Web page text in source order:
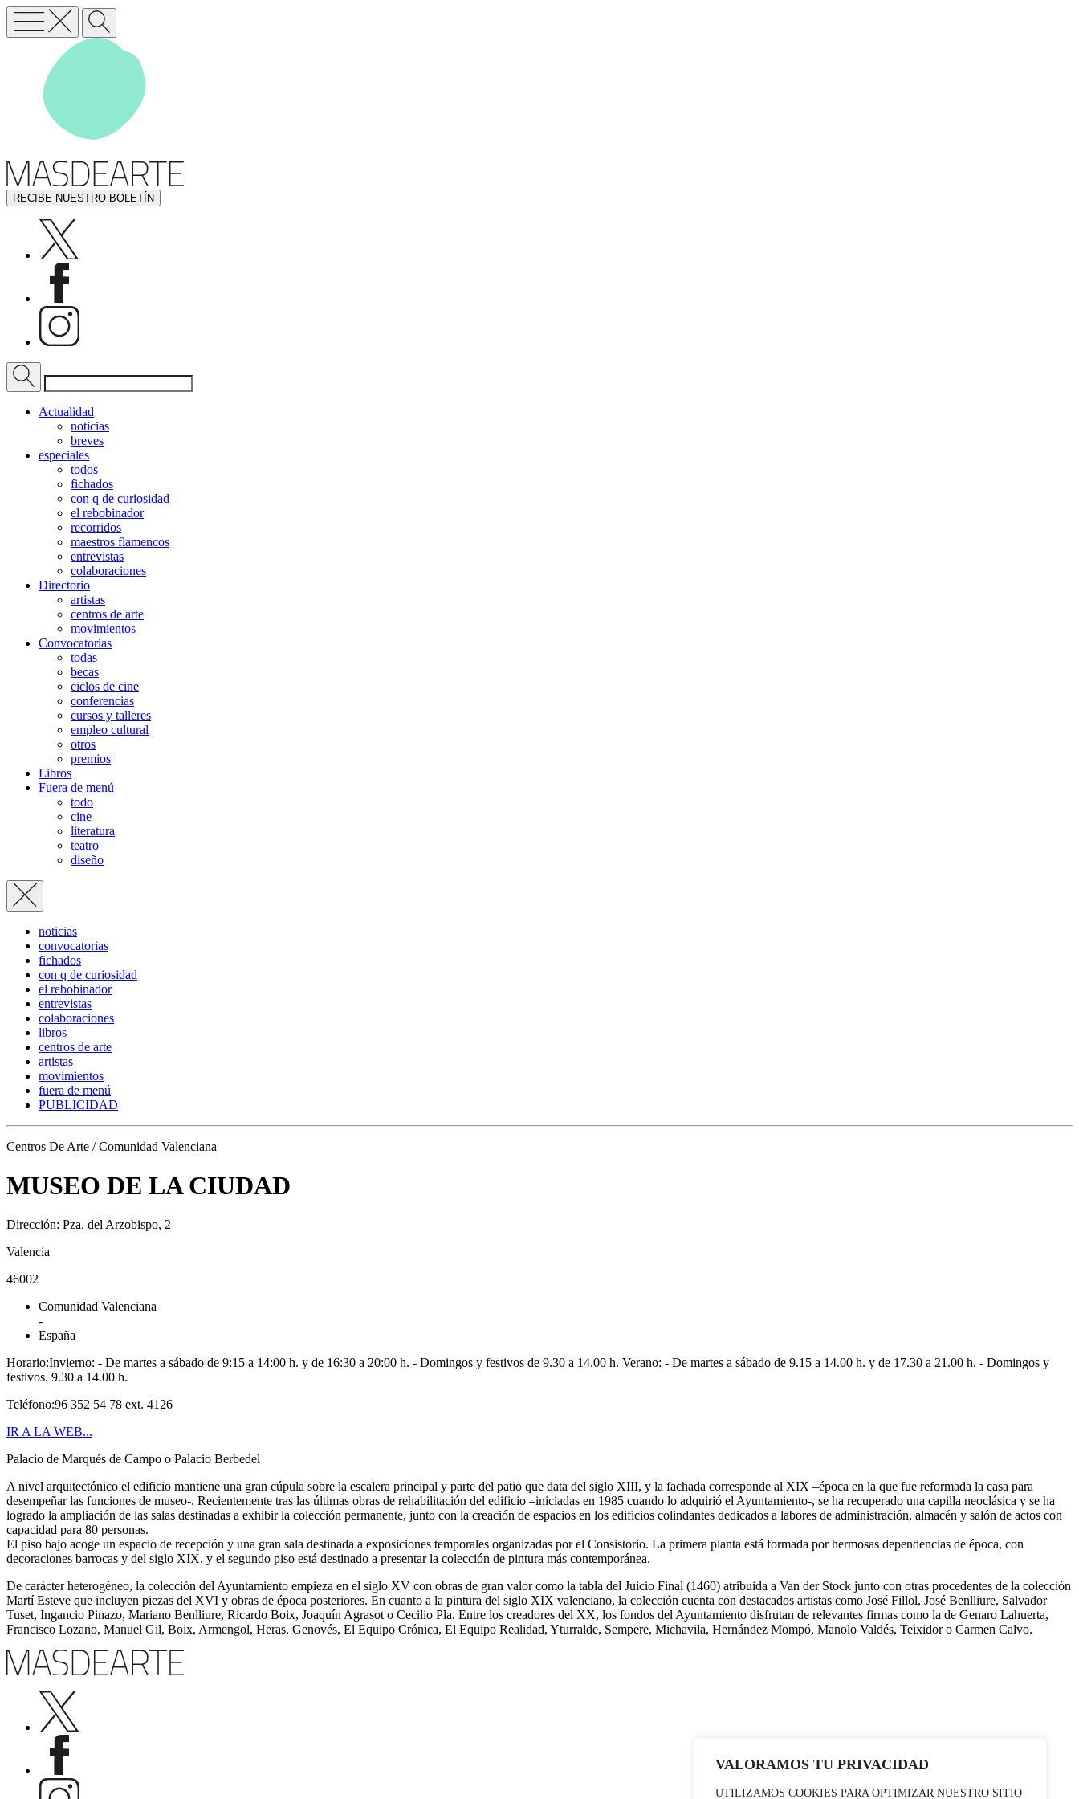
VALORAMOS TU PRIVACIDAD
UTILIZAMOS COOKIES PARA OPTIMIZAR NUESTRO SITIO
RECIBE NUESTRO BOLETÍN
Actualidad
noticias
breves
especiales
todos
fichados
con q de curiosidad
el rebobinador
recorridos
maestros flamencos
entrevistas
colaboraciones
Directorio
artistas
centros de arte
movimientos
Convocatorias
todas
becas
ciclos de cine
conferencias
cursos y talleres
empleo cultural
otros
premios
Libros
Fuera de menú
todo
cine
literatura
teatro
diseño
noticias
convocatorias
fichados
con q de curiosidad
el rebobinador
entrevistas
colaboraciones
libros
centros de arte
artistas
movimientos
fuera de menú
PUBLICIDAD
Centros De Arte / Comunidad Valenciana
MUSEO DE LA CIUDAD
Dirección: Pza. del Arzobispo, 2
Valencia
46002
Comunidad Valenciana
-
España
Horario:Invierno: - De martes a sábado de 9:15 a 14:00 h. y de 16:30 a 20:00 h. - Domingos y festivos de 9.30 a 14.00 h. Verano: - De martes a sábado de 9.15 a 14.00 h. y de 17.30 a 21.00 h. - Domingos y
festivos. 9.30 a 14.00 h.
Teléfono:96 352 54 78 ext. 4126
IR A LA WEB...
Palacio de Marqués de Campo o Palacio Berbedel
A nivel arquitectónico el edificio mantiene una gran cúpula sobre la escalera principal y parte del patio que data del siglo XIII, y la fachada corresponde al XIX –época en la que fue reformada la casa para
desempeñar las funciones de museo-. Recientemente tras las últimas obras de rehabilitación del edificio –iniciadas en 1985 cuando lo adquirió el Ayuntamiento-, se ha recuperado una capilla neoclásica y se ha
logrado la ampliación de las salas destinadas a exhibir la colección permanente, junto con la creación de espacios en los edificios colindantes dedicados a labores de administración, almacén y salón de actos con
capacidad para 80 personas.
El piso bajo acoge un espacio de recepción y una gran sala destinada a exposiciones temporales organizadas por el Consistorio. La primera planta está formada por hermosas dependencias de época, con
decoraciones barrocas y del siglo XIX, y el segundo piso está destinado a presentar la colección de pintura más contemporánea.
De carácter heterogéneo, la colección del Ayuntamiento empieza en el siglo XV con obras de gran valor como la tabla del Juicio Final (1460) atribuida a Van der Stock junto con otras procedentes de la colección
Martí Esteve que incluyen piezas del XVI y obras de época posteriores. En cuanto a la pintura del siglo XIX valenciano, la colección cuenta con destacados artistas como José Fillol, José Benlliure, Salvador
Tuset, Ingancio Pinazo, Mariano Benlliure, Ricardo Boix, Joaquín Agrasot o Cecilio Pla. Entre los creadores del XX, los fondos del Ayuntamiento disfrutan de relevantes firmas como la de Genaro Lahuerta,
Francisco Lozano, Manuel Gil, Boix, Armengol, Heras, Genovés, El Equipo Crónica, El Equipo Realidad, Yturralde, Sempere, Michavila, Hernández Mompó, Manolo Valdés, Teixidor o Carmen Calvo.